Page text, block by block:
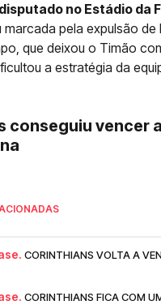
no Estádio da
pela expulsão de
que deixou o Timão
a estratégia da
conseguiu vencer
CORINTHIANS VOLTA A
CORINTHIANS FICA COM